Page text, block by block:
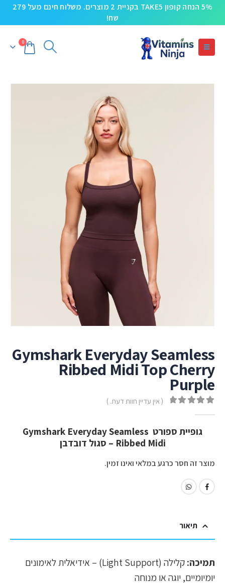
5% הנחה קופון TAKE5 בקניית 2 מוצרים. משלוח חינם מעל 279
שח!
0
Gymshark Everyday Seamless
Ribbed Midi Top Cherry
Purple
( אין עדיין חוות דעת. )
גופיית ספורט Gymshark Everyday Seamless
Ribbed Midi – סגול דובדבן
מוצר זה חסר כרגע במלאי ואינו זמין.
תיאור
תמיכה:
קלילה (Light Support) – אידיאלית לאימונים
יומיומיים, יוגה או מנוחה